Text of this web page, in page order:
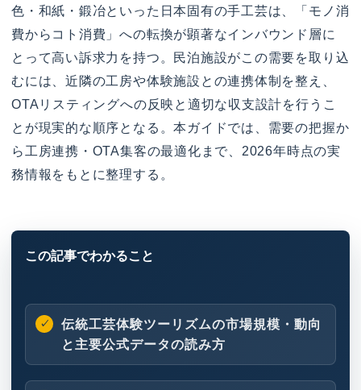
色・和紙・鍛冶といった日本固有の手工芸は、「モノ消
費からコト消費」への転換が顕著なインバウンド層に
とって高い訴求力を持つ。民泊施設がこの需要を取り込
むには、近隣の工房や体験施設との連携体制を整え、
OTAリスティングへの反映と適切な収支設計を行うこ
とが現実的な順序となる。本ガイドでは、需要の把握か
ら工房連携・OTA集客の最適化まで、2026年時点の実
務情報をもとに整理する。
伝統工芸体験ツーリズムの市場規模・動向
と主要公式データの読み方